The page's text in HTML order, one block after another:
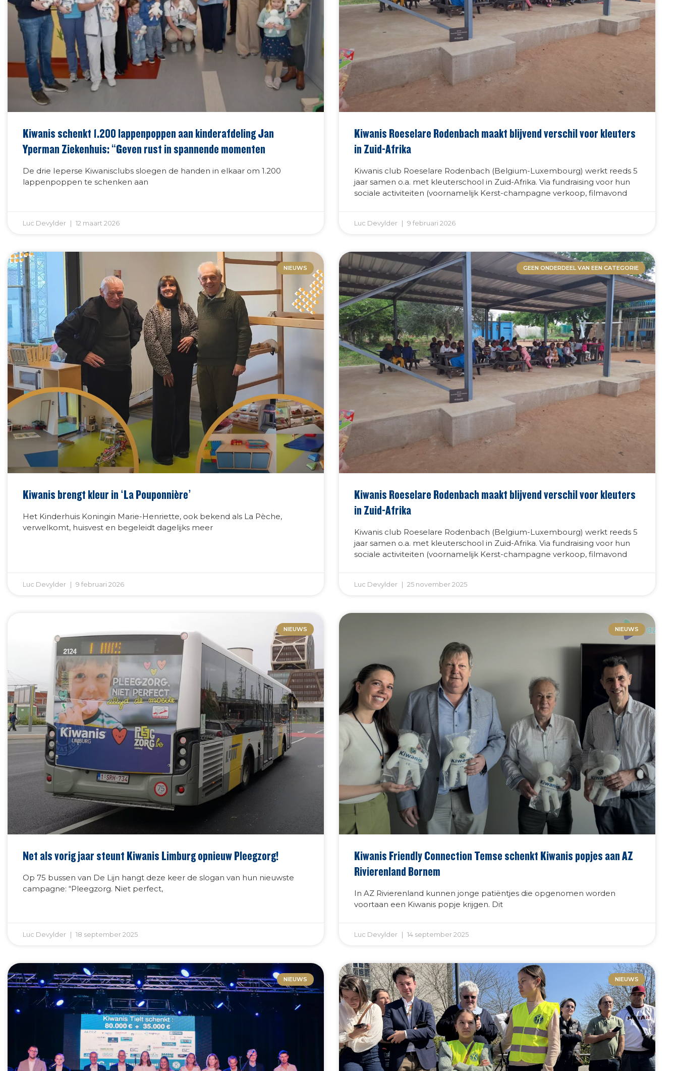
Kiwanis schenkt 1.200 lappenpoppen aan kinderafdeling Jan
Yperman Ziekenhuis: “Geven rust in spannende momenten
De drie Ieperse Kiwanisclubs sloegen de handen in elkaar om 1.200
lappenpoppen te schenken aan
Luc Devylder 12 maart 2026
Kiwanis Roeselare Rodenbach maakt blijvend verschil voor kleuters
in Zuid-Afrika
Kiwanis club Roeselare Rodenbach (Belgium-Luxembourg) werkt reeds 5
jaar samen o.a. met kleuterschool in Zuid-Afrika. Via fundraising voor hun
sociale activiteiten (voornamelijk Kerst-champagne verkoop, filmavond
Luc Devylder 9 februari 2026
NIEUWS
Kiwanis brengt kleur in ‘La Pouponnière’
Het Kinderhuis Koningin Marie-Henriette, ook bekend als La Pèche,
verwelkomt, huisvest en begeleidt dagelijks meer
Luc Devylder 9 februari 2026
GEEN ONDERDEEL VAN EEN CATEGORIE
Kiwanis Roeselare Rodenbach maakt blijvend verschil voor kleuters
in Zuid-Afrika
Kiwanis club Roeselare Rodenbach (Belgium-Luxembourg) werkt reeds 5
jaar samen o.a. met kleuterschool in Zuid-Afrika. Via fundraising voor hun
sociale activiteiten (voornamelijk Kerst-champagne verkoop, filmavond
Luc Devylder 25 november 2025
NIEUWS
Net als vorig jaar steunt Kiwanis Limburg opnieuw Pleegzorg!
Op 75 bussen van De Lijn hangt deze keer de slogan van hun nieuwste
campagne: “Pleegzorg. Niet perfect,
Luc Devylder 18 september 2025
NIEUWS
Kiwanis Friendly Connection Temse schenkt Kiwanis popjes aan AZ
Rivierenland Bornem
In AZ Rivierenland kunnen jonge patiëntjes die opgenomen worden
voortaan een Kiwanis popje krijgen. Dit
Luc Devylder 14 september 2025
NIEUWS NIEUWS